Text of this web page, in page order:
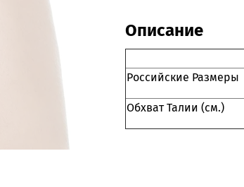
Описание
Российские Размеры
Обхват Талии (см.)